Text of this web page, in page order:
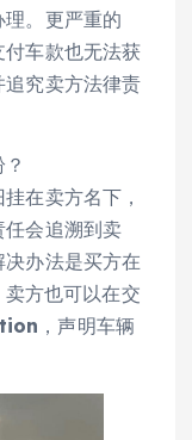
。更严重的
车款也无法获
究卖方法律责
在卖方名下，
会追溯到卖
办法是买方在
卖方也可以在交
，声明车辆